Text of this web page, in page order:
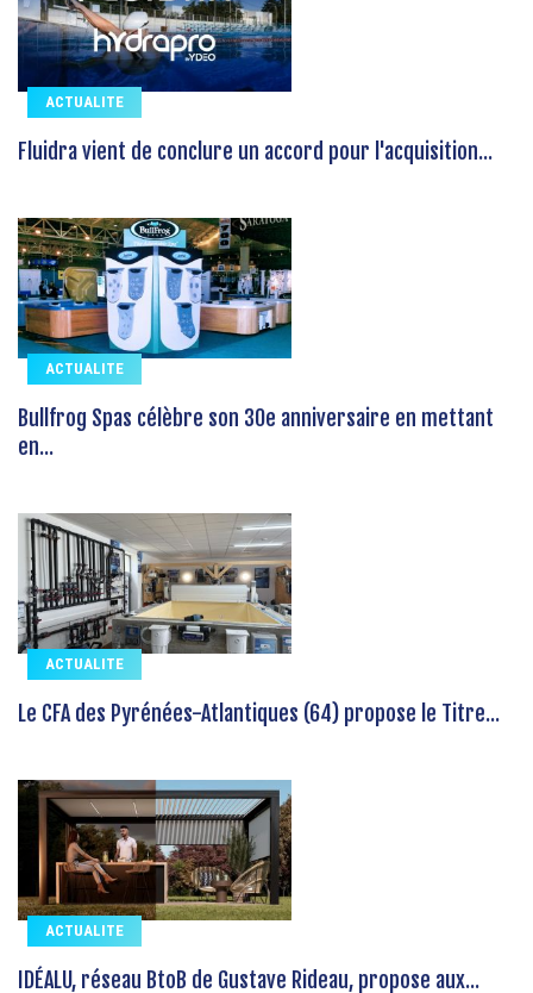
ACTUALITE
Fluidra vient de conclure un accord pour l'acquisition...
ACTUALITE
Bullfrog Spas célèbre son 30e anniversaire en mettant
en...
ACTUALITE
Le CFA des Pyrénées-Atlantiques (64) propose le Titre...
ACTUALITE
IDÉALU, réseau BtoB de Gustave Rideau, propose aux...